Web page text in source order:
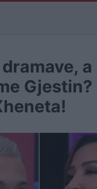
a
Gjestin?